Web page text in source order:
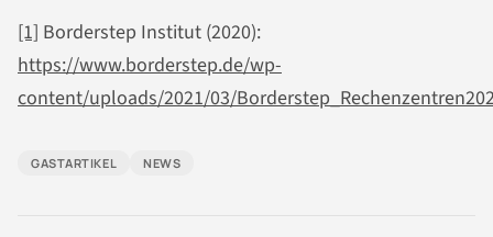
[1] Borderstep Institut (2020):
https://www.borderstep.de/wp-
content/uploads/2021/03/
GASTARTIKEL NEWS